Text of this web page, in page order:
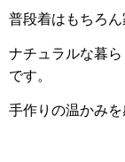
普段着はもちろ
ナチュラルな暮
です。
手作りの温かみを